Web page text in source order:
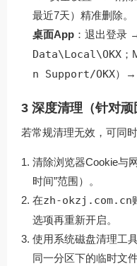
最近7天）精准删除。
桌面App ：退出登录
Data\Local\OKX ；
n Support/OKX）→
3 深度清理（针对顽
若常规清理无效，可同时
清除浏览器Cookie与
时间”范围）。
在zh-okzj.com.cn
选项再重新开启。
使用系统磁盘清理工
同一分区下的临时文件